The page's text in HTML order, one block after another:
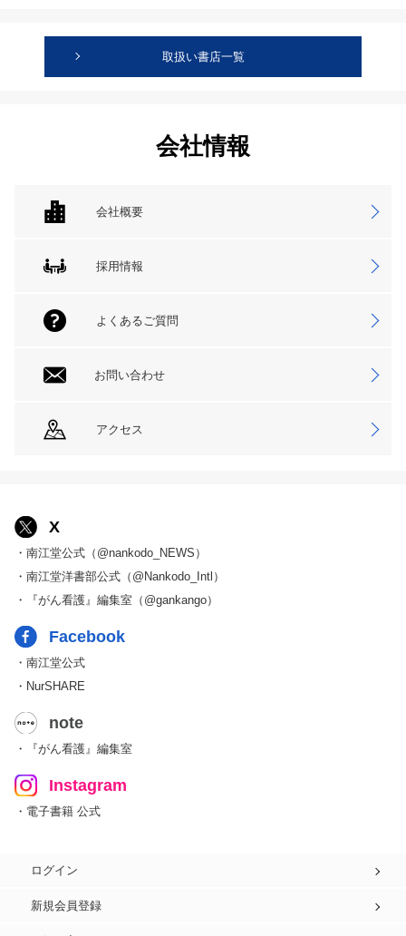
取扱い書店一覧
会社情報
会社概要
採用情報
よくあるご質問
お問い合わせ
アクセス
X
・南江堂公式（@nankodo_NEWS）
・南江堂洋書部公式（@Nankodo_Intl）
・『がん看護』編集室（@gankango）
Facebook
・南江堂公式
・NurSHARE
note
・『がん看護』編集室
Instagram
・電子書籍 公式
ログイン
新規会員登録